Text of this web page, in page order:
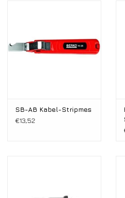
SB-AB Kabel-Stripmes
€13,52